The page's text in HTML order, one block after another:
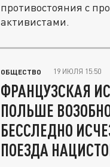
противостояния с
активистами.
ОБЩЕСТВО 19 ИЮЛЯ 15:50
ФРАНЦУЗСКАЯ
ПОЛЬШЕ
БЕССЛЕДНО
ПОЕЗДА